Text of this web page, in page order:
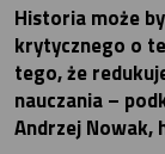
Historia może
krytycznego o
tego, że
nauczania –
Andrzej Nowak,